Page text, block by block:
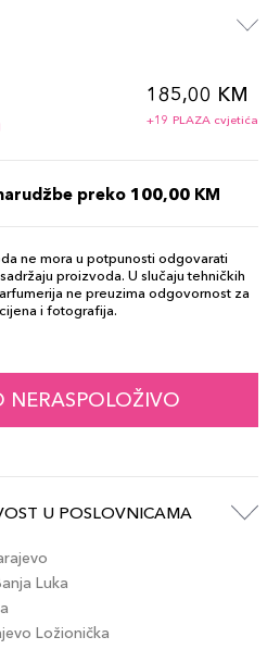
185,00 KM
+19 PLAZA cvjetića
preko 100,00 KM
ne mora u potpunosti odgovarati
proizvoda. U slučaju tehničkih
ne preuzima odgovornost za
i fotografija.
NERASPOLOŽIVO
U POSLOVNICAMA
Luka
Ložionička